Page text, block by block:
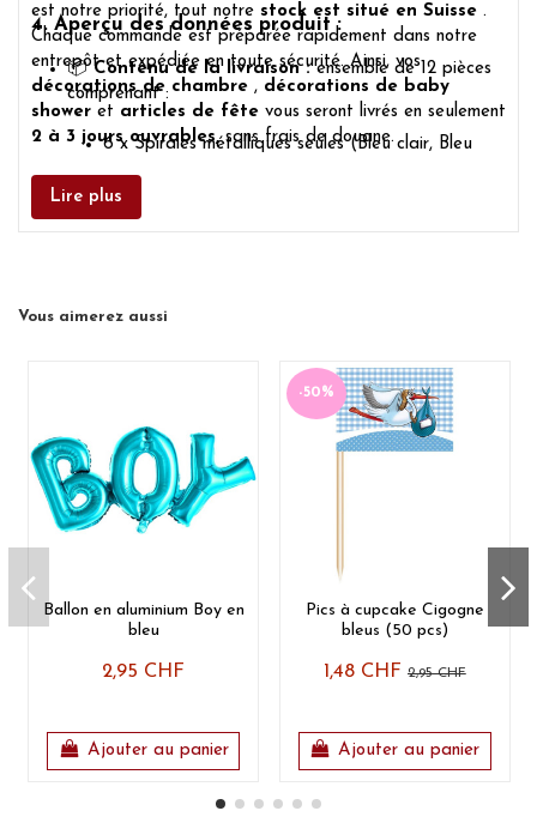
est notre priorité, tout notre stock est situé en Suisse .
Chaque commande est préparée rapidement dans notre
entrepôt et expédiée en toute sécurité. Ainsi, vos
décorations de chambre , décorations de baby
shower et articles de fête vous seront livrés en seulement
2 à 3 jours ouvrables,sans frais de douane.
4. Aperçu des données produit :
📦Contenu de la livraison :ensemble de 12 pièces
comprenant :
6 x Spirales métalliques seules (Bleu clair, Bleu
3 spirales avec des panneaux ronds « C'est un
garçon » (environ 17 x 19 cm)
cm)
Feuille métallique brillante
(plastique) et carton design robuste
Occasion :
Naissance, Fête prénatale garçon,
Baptême, Bienvenue bébé garçon
🇨🇭Avantage : Entrepôt physique en Suisse
Lire plus
Vous aimerez aussi
Ballon en aluminium Boy en
bleu
2,95 CHF
Ajouter au panier
-50%
Pics à cupcake Cigogne
bleus (50 pcs)
1,48 CHF 2,95 CHF
Ajouter au panier